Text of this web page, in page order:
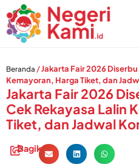
Beranda /Jakarta Fair 2026
Kemayoran, Harga Tiket, dan
Jakarta Fair 2026
Cek Rekayasa Lalin
Tiket, dan Jadwal
Bagikan: